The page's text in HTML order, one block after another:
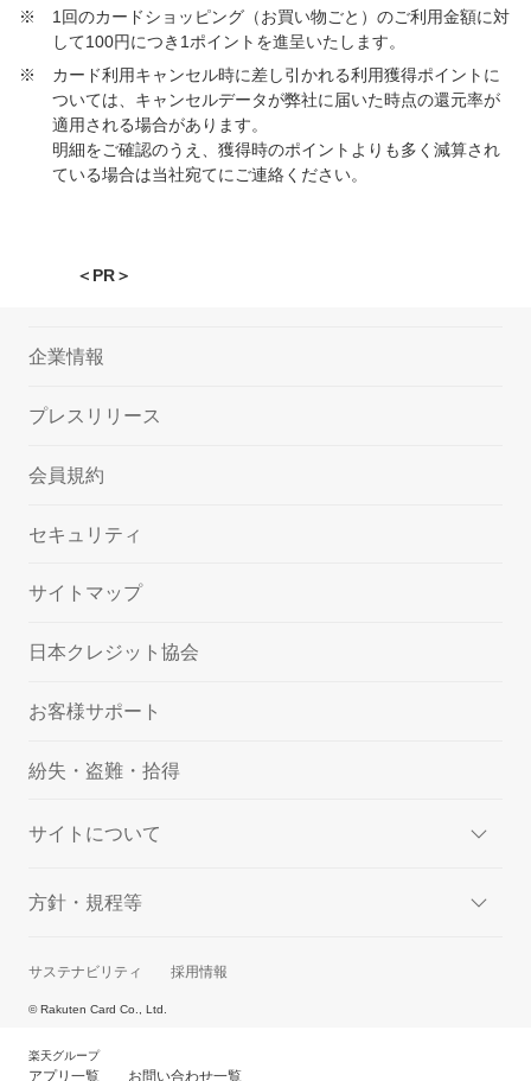
※
1回のカードショッピング（お買い物ごと）のご利用金額に対
して100円につき1ポイントを進呈いたします。
※
カード利用キャンセル時に差し引かれる利用獲得ポイントに
ついては、キャンセルデータが弊社に届いた時点の還元率が
適用される場合があります。
明細をご確認のうえ、獲得時のポイントよりも多く減算され
ている場合は当社宛てにご連絡ください。
＜PR＞
企業情報
プレスリリース
会員規約
セキュリティ
サイトマップ
日本クレジット協会
お客様サポート
紛失・盗難・拾得
サイトについて
方針・規程等
サステナビリティ 採用情報
© Rakuten Card Co., Ltd.
楽天グループ
アプリ一覧 お問い合わせ一覧